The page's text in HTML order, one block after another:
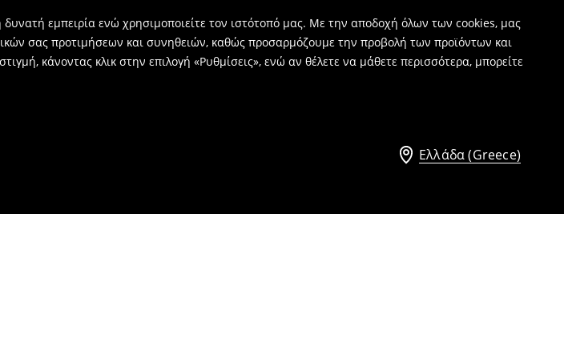
εμπειρία ενώ χρησιμοποιείτε τον ιστότοπό μας. Με την αποδοχή όλων των cookies, μας
σας προτιμήσεων και συνηθειών, καθώς προσαρμόζουμε την προβολή των προϊόντων και
κάνοντας κλικ στην επιλογή «Ρυθμίσεις», ενώ αν θέλετε να μάθετε περισσότερα, μπορείτε
Ελλάδα (Greece)